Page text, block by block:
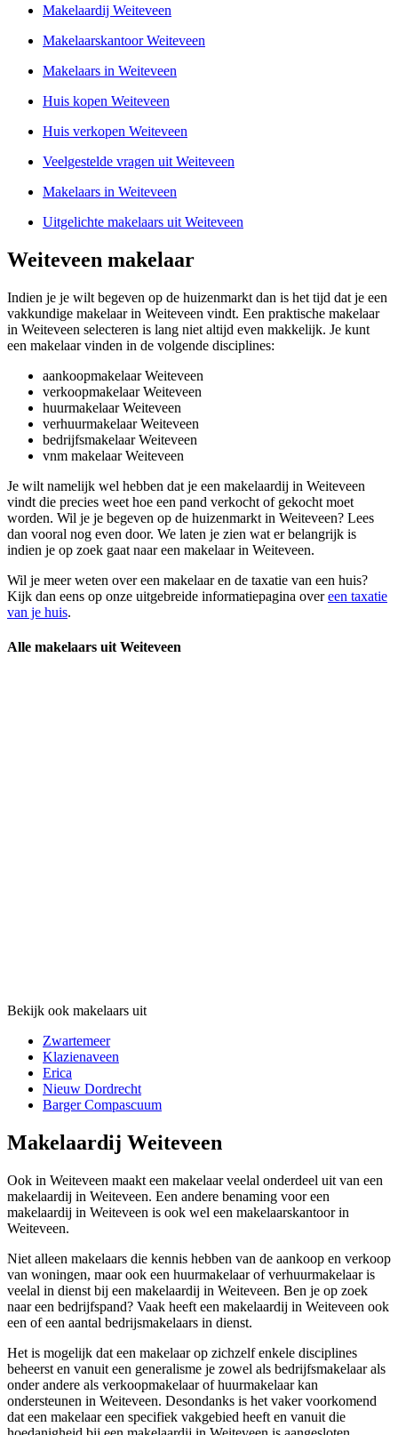
Makelaardij Weiteveen
Makelaarskantoor Weiteveen
Makelaars in Weiteveen
Huis kopen Weiteveen
Huis verkopen Weiteveen
Veelgestelde vragen uit Weiteveen
Makelaars in Weiteveen
Uitgelichte makelaars uit Weiteveen
Weiteveen makelaar
Indien je je wilt begeven op de huizenmarkt dan is het tijd dat je een
vakkundige makelaar in Weiteveen vindt. Een praktische makelaar
in Weiteveen selecteren is lang niet altijd even makkelijk. Je kunt
een makelaar vinden in de volgende disciplines:
aankoopmakelaar Weiteveen
verkoopmakelaar Weiteveen
huurmakelaar Weiteveen
verhuurmakelaar Weiteveen
bedrijfsmakelaar Weiteveen
vnm makelaar Weiteveen
Je wilt namelijk wel hebben dat je een makelaardij in Weiteveen
vindt die precies weet hoe een pand verkocht of gekocht moet
worden. Wil je je begeven op de huizenmarkt in Weiteveen? Lees
dan vooral nog even door. We laten je zien wat er belangrijk is
indien je op zoek gaat naar een makelaar in Weiteveen.
Wil je meer weten over een makelaar en de taxatie van een huis?
Kijk dan eens op onze uitgebreide informatiepagina overeen taxatie
van je huis.
Alle makelaars uit Weiteveen
Bekijk ook makelaars uit
Zwartemeer
Klazienaveen
Erica
Nieuw Dordrecht
Barger Compascuum
Makelaardij Weiteveen
Ook in Weiteveen maakt een makelaar veelal onderdeel uit van een
makelaardij in Weiteveen. Een andere benaming voor een
makelaardij in Weiteveen is ook wel een makelaarskantoor in
Weiteveen.
Niet alleen makelaars die kennis hebben van de aankoop en verkoop
van woningen, maar ook een huurmakelaar of verhuurmakelaar is
veelal in dienst bij een makelaardij in Weiteveen. Ben je op zoek
naar een bedrijfspand? Vaak heeft een makelaardij in Weiteveen ook
een of een aantal bedrijsmakelaars in dienst.
Het is mogelijk dat een makelaar op zichzelf enkele disciplines
beheerst en vanuit een generalisme je zowel als bedrijfsmakelaar als
onder andere als verkoopmakelaar of huurmakelaar kan
ondersteunen in Weiteveen. Desondanks is het vaker voorkomend
dat een makelaar een specifiek vakgebied heeft en vanuit die